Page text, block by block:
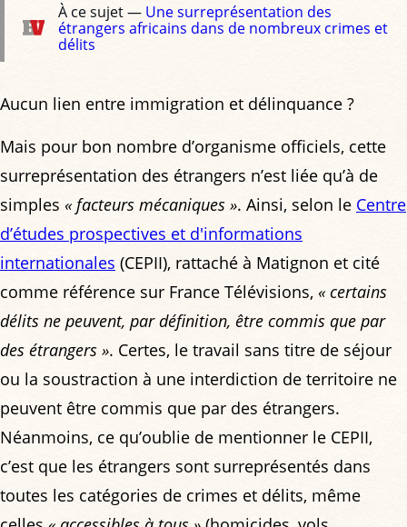
À ce sujet — Une surreprésentation des
étrangers africains dans de nombreux crimes et
délits
Aucun lien entre immigration et délinquance ?
Mais pour bon nombre d’organisme officiels, cette
surreprésentation des étrangers n’est liée qu’à de
simples « facteurs mécaniques ». Ainsi, selon le Centre
d’études prospectives et d'informations
internationales (CEPII), rattaché à Matignon et cité
comme référence sur France Télévisions, « certains
délits ne peuvent, par définition, être commis que par
des étrangers ». Certes, le travail sans titre de séjour
ou la soustraction à une interdiction de territoire ne
peuvent être commis que par des étrangers.
Néanmoins, ce qu’oublie de mentionner le CEPII,
c’est que les étrangers sont surreprésentés dans
toutes les catégories de crimes et délits, même